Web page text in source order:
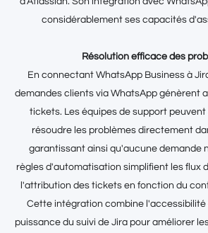
considérablement ses capacités
Résolution efficace des
En connectant WhatsApp Business à
demandes clients via WhatsApp génèrent
tickets. Les équipes de support
résoudre les problèmes directement
garantissant ainsi qu'aucune demande
règles d'automatisation simplifient les flux
l'attribution des tickets en fonction du
Cette intégration combine l'accessibilité
puissance du suivi de Jira pour améliorer